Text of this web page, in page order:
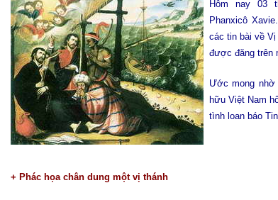
Hôm nay 03
Phanxicô
các tin bài về Vị
được đăng trên
Ước mong
hữu Việt Nam
tình loan báo
+ Phác họa chân dung một vị thánh